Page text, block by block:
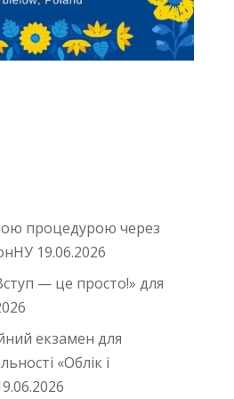
процедурою через
19.06.2026
— це просто!» для
екзамен для
«Облік і